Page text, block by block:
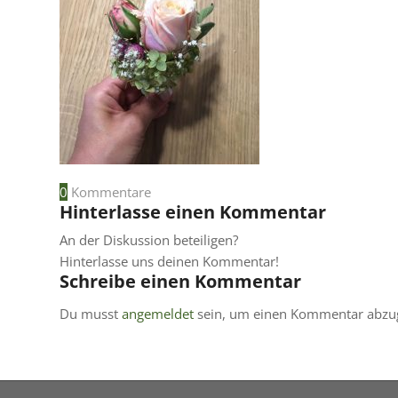
0 Kommentare
Hinterlasse einen Kommentar
An der Diskussion beteiligen?
Hinterlasse uns deinen Kommentar!
Schreibe einen Kommentar
Du musst angemeldet sein, um einen Kommentar